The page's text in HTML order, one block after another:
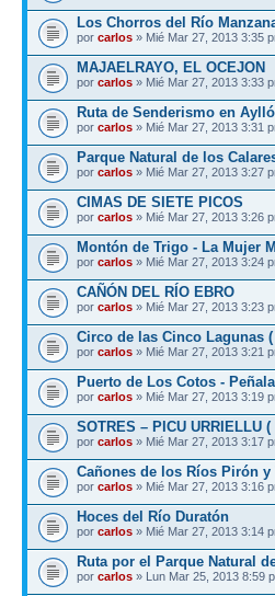
Los Chorros del Río
por carlos » Mié Mar 27, 2013 3:35
MAJAELRAYO, EL OCEJON
por carlos » Mié Mar 27, 2013 3:33
Ruta de Senderismo en
por carlos » Mié Mar 27, 2013 3:31
Parque Natural de los
por carlos » Mié Mar 27, 2013 3:27
CIMAS DE SIETE PICOS
por carlos » Mié Mar 27, 2013 3:26
Montón de Trigo - La Mujer
por carlos » Mié Mar 27, 2013 3:24
CAÑÓN DEL RÍO EBRO
por carlos » Mié Mar 27, 2013 3:23
Circo de las Cinco Lagunas
por carlos » Mié Mar 27, 2013 3:21
Puerto de Los Cotos -
por carlos » Mié Mar 27, 2013 3:19
SOTRES – PICU URRIELLU
por carlos » Mié Mar 27, 2013 3:17
Cañones de los Ríos Pirón
por carlos » Mié Mar 27, 2013 3:16
Hoces del Río Duratón
por carlos » Mié Mar 27, 2013 3:14
Ruta por el Parque Natural
por carlos » Lun Mar 25, 2013 8:59